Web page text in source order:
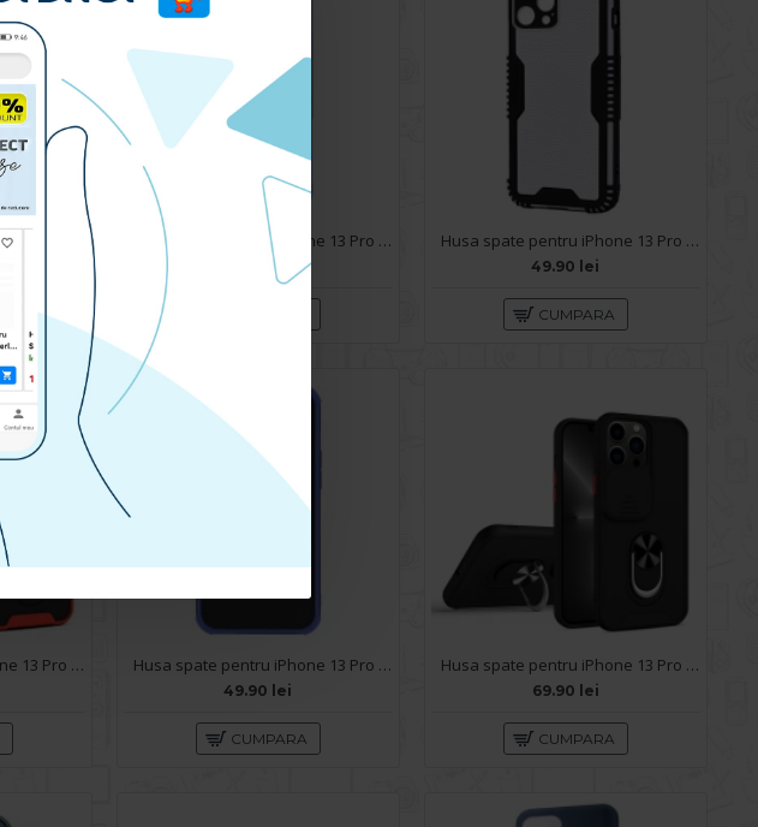
Husa spate pentru iPhone 13 Pro - Zip Case Bleu
49.90 lei
Husa spate pentru iPhone 13 Pro - Zip Case Gri
49.90 lei
CUMPARA
Husa spate pentru iPhone 13 Pro Max - Slide Case Rosu Husa spate pentru iPhone 13 Pro - Zip Case Albastru
49.90 lei
CUMPARA
Husa spate pentru iPhone 13 Pro Max - Slide Case Negru
69.90 lei
CUMPARA